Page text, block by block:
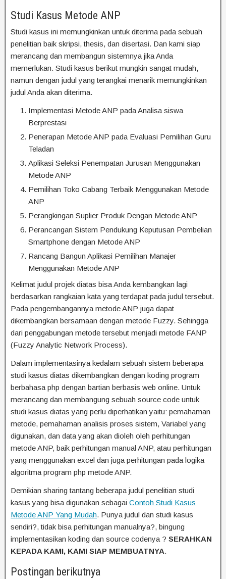
Studi Kasus Metode ANP
Studi kasus ini memungkinkan untuk diterima pada sebuah
penelitian baik skripsi, thesis, dan disertasi. Dan kami siap
merancang dan membangun sistemnya jika Anda
memerlukan. Studi kasus berikut mungkin sangat mudah,
namun dengan judul yang terangkai menarik memungkinkan
judul Anda akan diterima.
Implementasi Metode ANP pada Analisa siswa
Berprestasi
Penerapan Metode ANP pada Evaluasi Pemilihan Guru
Teladan
Aplikasi Seleksi Penempatan Jurusan Menggunakan
Metode ANP
Pemilihan Toko Cabang Terbaik Menggunakan Metode
ANP
Perangkingan Suplier Produk Dengan Metode ANP
Perancangan Sistem Pendukung Keputusan Pembelian
Smartphone dengan Metode ANP
Rancang Bangun Aplikasi Pemilihan Manajer
Menggunakan Metode ANP
Kelimat judul projek diatas bisa Anda kembangkan lagi
berdasarkan rangkaian kata yang terdapat pada judul tersebut.
Pada pengembangannya metode ANP juga dapat
dikembangkan bersamaan dengan metode Fuzzy. Sehingga
dari penggabungan metode tersebut menjadi metode FANP
(Fuzzy Analytic Network Process).
Dalam implementasinya kedalam sebuah sistem beberapa
studi kasus diatas dikembangkan dengan koding program
berbahasa php dengan bartian berbasis web online. Untuk
merancang dan membangung sebuah source code untuk
studi kasus diatas yang perlu diperhatikan yaitu: pemahaman
metode, pemahaman analisis proses sistem, Variabel yang
digunakan, dan data yang akan dioleh oleh perhitungan
metode ANP, baik perhitungan manual ANP, atau perhitungan
yang menggunakan excel dan juga perhitungan pada logika
algoritma program php metode ANP.
Demikian sharing tantang beberapa judul penelitian studi
kasus yang bisa digunakan sebagai Contoh Studi Kasus
Metode ANP Yang Mudah. Punya judul dan studi kasus
sendiri?, tidak bisa perhitungan manualnya?, bingung
implementasikan koding dan source codenya ? SERAHKAN
KEPADA KAMI, KAMI SIAP MEMBUATNYA.
Postingan berikutnya